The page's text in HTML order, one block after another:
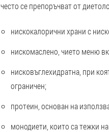
често се препоръчват от
нискокалорични храни с
нискомаслено, чието меню
нисковъглехидратна, при
ограничен;
протеин, основан на
монодиети, които са тежки